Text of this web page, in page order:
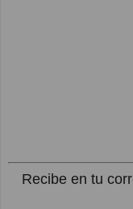
Recibe en tu